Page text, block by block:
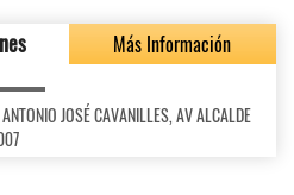
Más Información
JOSÉ CAVANILLES, AV ALCALDE